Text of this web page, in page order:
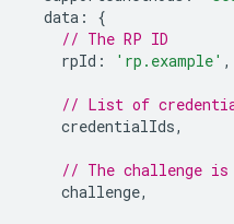
data :
{
// The RP ID
rpId : 'rp.example' ,
// List of
credentialIds,
// The challenge is
challenge,